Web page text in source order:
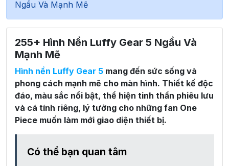
Ngầu Và Mạnh Mẽ
255+ Hình Nền Luffy Gear 5 Ngầu Và
Mạnh Mẽ
Hình nền Luffy Gear 5 mang đến sức sống và
phong cách mạnh mẽ cho màn hình. Thiết kế độc
đáo, màu sắc nổi bật, thể hiện tinh thần phiêu lưu
và cá tính riêng, lý tưởng cho những fan One
Piece muốn làm mới giao diện thiết bị.
Có thể bạn quan tâm